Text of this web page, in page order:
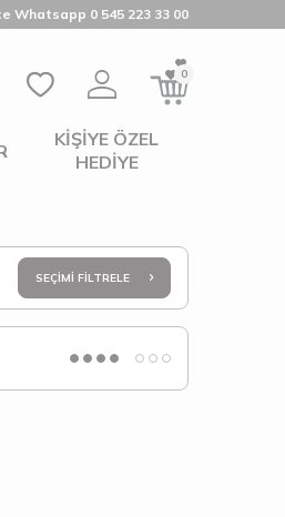
Whatsapp 0 545 223 33 00
0
KIŞIYE ÖZEL
HEDIYE
SEÇIMI FILTRELE